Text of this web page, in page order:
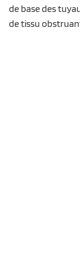
de base des
de tissu